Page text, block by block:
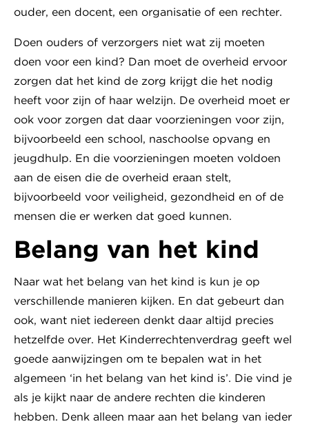
ouder, een docent, een organisatie of een rechter.
Doen ouders of verzorgers niet wat zij moeten
doen voor een kind? Dan moet de overheid ervoor
zorgen dat het kind de zorg krijgt die het nodig
heeft voor zijn of haar welzijn. De overheid moet er
ook voor zorgen dat daar voorzieningen voor zijn,
bijvoorbeeld een school, naschoolse opvang en
jeugdhulp. En die voorzieningen moeten voldoen
aan de eisen die de overheid eraan stelt,
bijvoorbeeld voor veiligheid, gezondheid en of de
mensen die er werken dat goed kunnen.
Belang van het kind
Naar wat het belang van het kind is kun je op
verschillende manieren kijken. En dat gebeurt dan
ook, want niet iedereen denkt daar altijd precies
hetzelfde over. Het Kinderrechtenverdrag geeft wel
goede aanwijzingen om te bepalen wat in het
algemeen ‘in het belang van het kind is’. Die vind je
als je kijkt naar de andere rechten die kinderen
hebben. Denk alleen maar aan het belang van ieder